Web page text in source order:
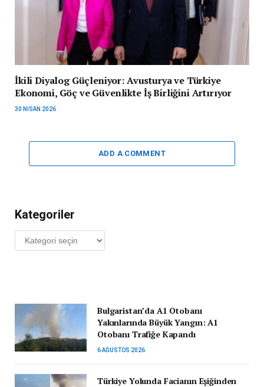
İkili Diyalog Güçleniyor: Avusturya ve Türkiye
Ekonomi, Göç ve Güvenlikte İş Birliğini Artırıyor
30 NISAN 2026
ADD A COMMENT
Kategoriler
Kategoriler
Bulgaristan’da A1 Otobanı
Yakınlarında Büyük Yangın: A1
Otobanı Trafiğe Kapandı
6 AĞUSTOS 2026
Türkiye Yolunda Facianın Eşiğinden